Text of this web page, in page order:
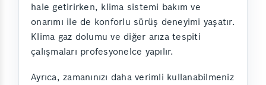
hale getirirken, klima sistemi bakım ve
onarımı ile de konforlu sürüş deneyimi yaşatır.
Klima gaz dolumu ve diğer arıza tespiti
çalışmaları profesyonelce yapılır.
Ayrıca, zamanınızı daha verimli kullanabilmeniz